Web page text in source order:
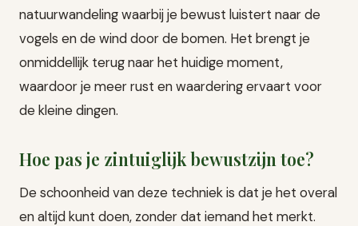
natuurwandeling waarbij je bewust luistert naar de
vogels en de wind door de bomen. Het brengt je
onmiddellijk terug naar het huidige moment,
waardoor je meer rust en waardering ervaart voor
de kleine dingen.
Hoe pas je zintuiglijk bewustzijn toe?
De schoonheid van deze techniek is dat je het overal
en altijd kunt doen, zonder dat iemand het merkt.